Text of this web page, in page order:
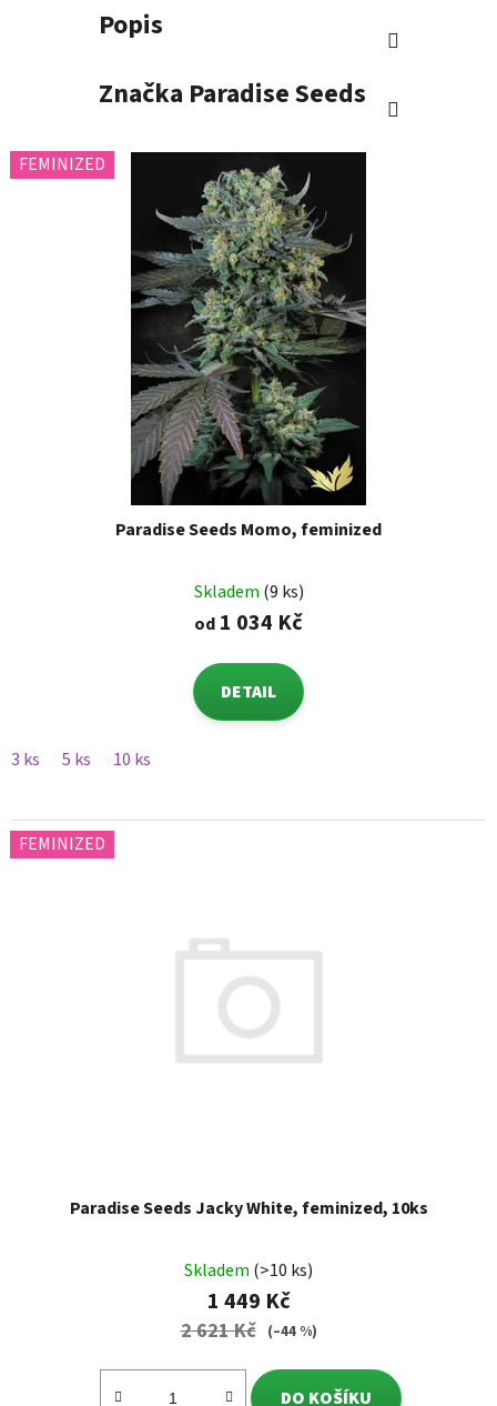
Popis
Značka Paradise Seeds
FEMINIZED
Paradise Seeds Momo, feminized
Skladem (9 ks)
od 1 034 Kč
DETAIL
3 ks 5 ks 10 ks
FEMINIZED
Paradise Seeds Jacky White, feminized, 10ks
Skladem (>10 ks)
1 449 Kč
2 621 Kč (–44 %)
DO KOŠÍKU